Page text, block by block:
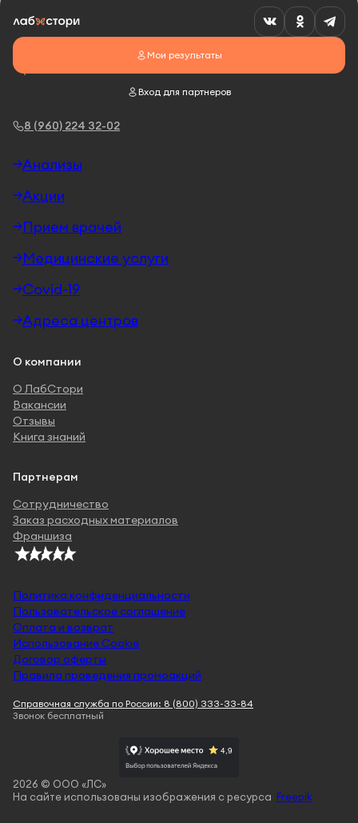
8 (960) 224 32-02
Мои результаты
Вход для партнеров
Анализы
Акции
Прием врачей
Медицинские услуги
Covid-19
Адреса центров
О компании
О ЛабСтори
Вакансии
Отзывы
Книга знаний
Партнерам
Сотрудничество
Заказ расходных материалов
Франшиза
Политика конфиденциальности
Пользовательское соглашение
Оплата и возврат
Использование Cookie
Договор оферты
Правила проведения промоакций
2026 © ООО «ЛС»
На сайте использованы изображения с ресурса Freepik
Справочная служба по России: 8 (800) 333-33-84
Звонок бесплатный